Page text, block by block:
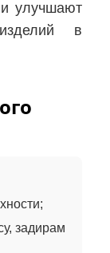
и улучшают
в
задирам